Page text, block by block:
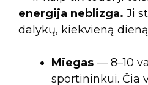
energija neblizga. Ji
dalykų, kiekvieną
Miegas — 8–10
sportininkui. Čia